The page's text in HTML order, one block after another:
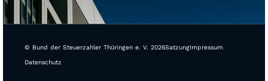
© Bund der Steuerzahler Thüringen e. V. 2026SatzungImpressum
Datenschutz